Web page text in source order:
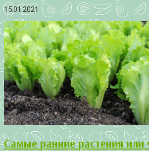
15.01.2021
Самые ранние растения